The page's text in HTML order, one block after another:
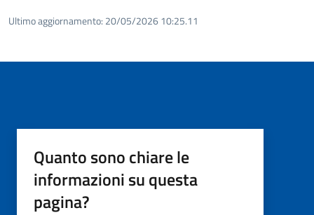
Ultimo aggiornamento: 20/05/2026 10:25.11
Quanto sono chiare le
informazioni su questa
pagina?